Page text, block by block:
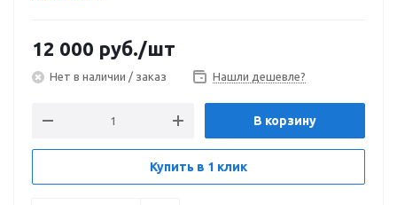
12 000 руб./шт
Нет в наличии / заказ Нашли дешевле?
В корзину
Купить в 1 клик